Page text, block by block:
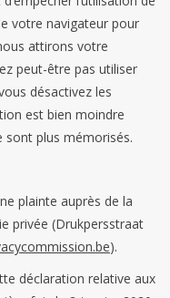
votre navigateur pour
attirons votre
peut-être pas utiliser
désactivez les
est bien moindre
sont plus mémorisés.
plainte auprès de la
privée (Drukpersstraat
).
déclaration relative aux